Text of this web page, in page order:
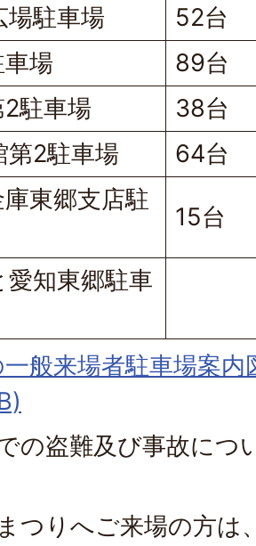
駐車場
52台
場
89台
駐車場
38台
第2駐車場
64台
東郷支店駐
15台
愛知東郷駐車
般来場者駐車場案内
の盗難及び事故につ
つりへご来場の方は